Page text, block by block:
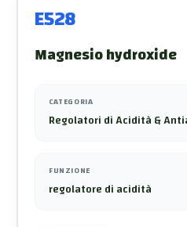
E528
Magnesio hydroxide
CATEGORIA
Regolatori di Acidità &
FUNZIONE
regolatore di acidità